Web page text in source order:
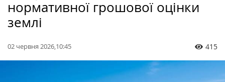
нормативної грошової оцінки
землі
02 червня 2026,10:45 415